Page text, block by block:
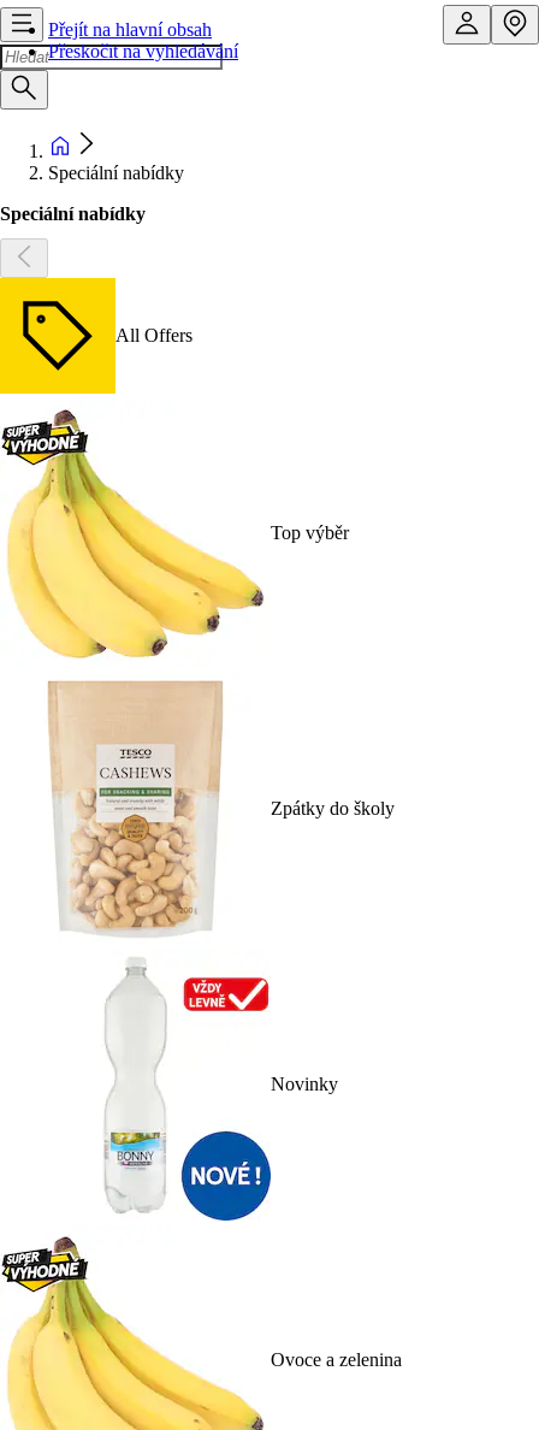
Přejít na hlavní obsah
Přeskočit na vyhledávání
Speciální nabídky
Speciální nabídky
All Offers
Top výběr
Zpátky do školy
Novinky
Ovoce a zelenina